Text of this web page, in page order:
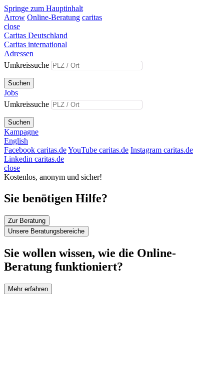
Springe zum Hauptinhalt
Arrow Online-Beratung caritas
close
Caritas Deutschland
Caritas international
Adressen
Umkreissuche
Suchen
Jobs
Umkreissuche
Suchen
Kampagne
English
Facebook caritas.deYouTube caritas.de Instagram caritas.de
Linkedin caritas.de
close
Kostenlos, anonym und sicher!
Sie benötigen Hilfe?
Zur Beratung
Unsere Beratungsbereiche
Sie wollen wissen, wie die Online-
Beratung funktioniert?
Mehr erfahren